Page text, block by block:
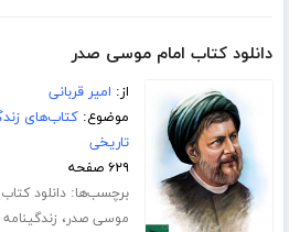
دانلود کتاب امام موسی صدر
از: امیر قربانی
موضوع:کتاب‌های
تاریخی
۶۲۹ صفحه
برچسب‌ها:دانلود
موسی صدر،